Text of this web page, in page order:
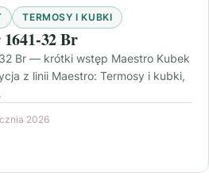
TERMOSY I KUBKI
32 Br
Br — krótki wstęp Maestro Kubek
z linii Maestro: Termosy i kubki,
2026